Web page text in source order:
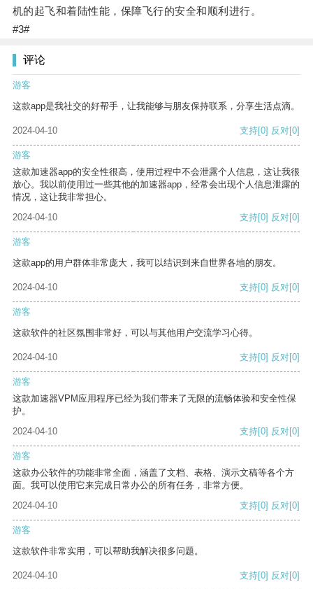
机的起飞和着陆性能，保障飞行的安全和顺利进行。
#3#
评论
游客
这款app是我社交的好帮手，让我能够与朋友保持联系，分享生活点滴。
2024-04-10 支持[0] 反对[0]
游客
这款加速器app的安全性很高，使用过程中不会泄露个人信息，这让我很
放心。我以前使用过一些其他的加速器app，经常会出现个人信息泄露的
情况，这让我非常担心。
2024-04-10
支持[0] 反对[0]
游客
这款app的用户群体非常庞大，我可以结识到来自世界各地的朋友。
2024-04-10 支持[0] 反对[0]
游客
这款软件的社区氛围非常好，可以与其他用户交流学习心得。
2024-04-10 支持[0] 反对[0]
游客
这款加速器VPM应用程序已经为我们带来了无限的流畅体验和安全性保
护。
2024-04-10
支持[0] 反对[0]
游客
这款办公软件的功能非常全面，涵盖了文档、表格、演示文稿等各个方
面。我可以使用它来完成日常办公的所有任务，非常方便。
2024-04-10
支持[0] 反对[0]
游客
这款软件非常实用，可以帮助我解决很多问题。
2024-04-10 支持[0] 反对[0]